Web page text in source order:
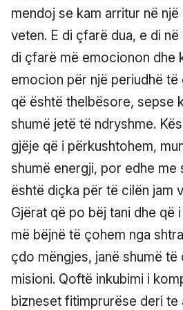
mendoj se kam arritur në një
veten. E di çfarë dua, e di
di çfarë më emocionon dhe
emocion për një periudhë
që është thelbësore, sepse
shumë jetë të ndryshme.
gjëje që i përkushtohem,
shumë energji, por edhe me
është diçka për të cilën jam
Gjërat që po bëj tani dhe që
më bëjnë të çohem nga
çdo mëngjes, janë shumë të
misioni. Qoftë inkubimi i
bizneset fitimprurëse deri